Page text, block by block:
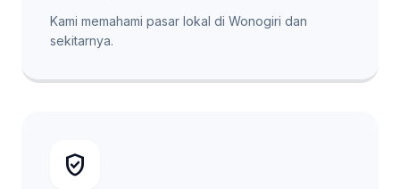
Kami memahami pasar lokal di Wonogiri dan
sekitarnya.
verified_user